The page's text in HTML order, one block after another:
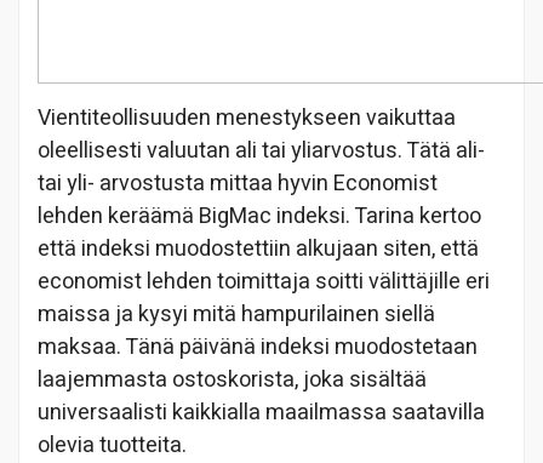
Vientiteollisuuden menestykseen vaikuttaa
oleellisesti valuutan ali tai yliarvostus. Tätä ali-
tai yli- arvostusta mittaa hyvin Economist
lehden keräämä BigMac indeksi. Tarina kertoo
että indeksi muodostettiin alkujaan siten, että
economist lehden toimittaja soitti välittäjille eri
maissa ja kysyi mitä hampurilainen siellä
maksaa. Tänä päivänä indeksi muodostetaan
laajemmasta ostoskorista, joka sisältää
universaalisti kaikkialla maailmassa saatavilla
olevia tuotteita.